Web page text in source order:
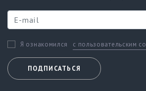
Я ознакомился с пользовательским
ПОДПИСАТЬСЯ